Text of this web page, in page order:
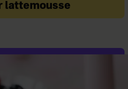
lattemousse